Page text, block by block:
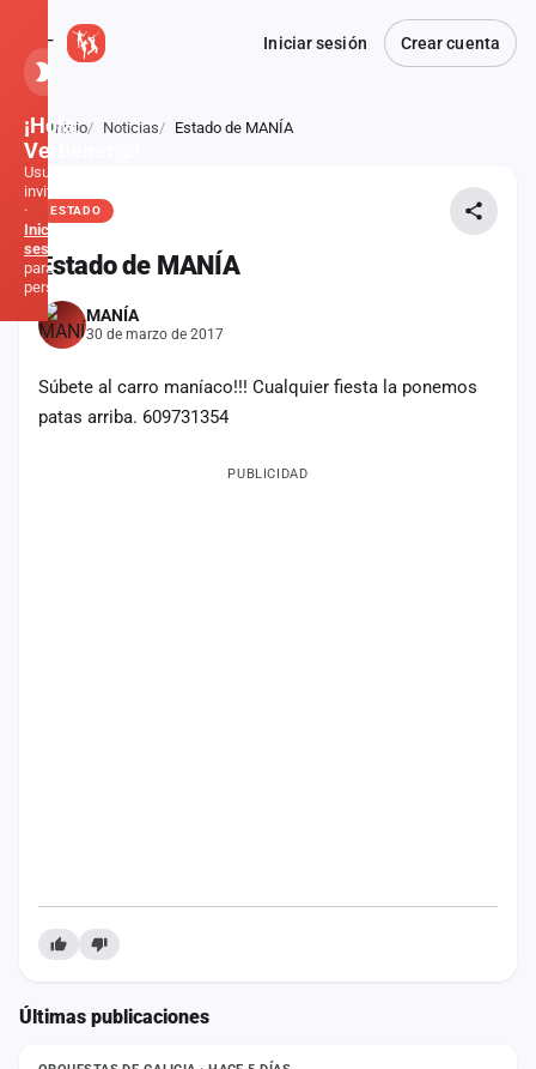
Iniciar sesión Crear cuenta
Atrás
Inicio Noticias Estado de MANÍA
ESTADO
Estado de MANÍA
MANÍA
30 de marzo de 2017
Súbete al carro maníaco!!! Cualquier fiesta la ponemos
patas arriba. 609731354
PUBLICIDAD
Últimas publicaciones
NOTICIA
¡Hola,
Verbener@!
Usuario
invitado
·
Inicia
sesión
para
personalizar
Noticias
Anuncios
Iniciar
sesión